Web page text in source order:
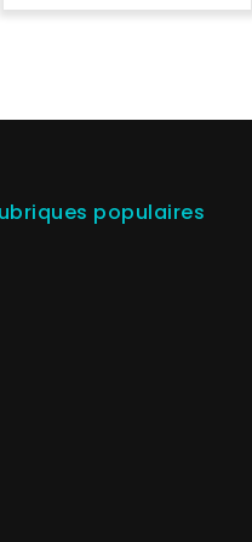
populaires